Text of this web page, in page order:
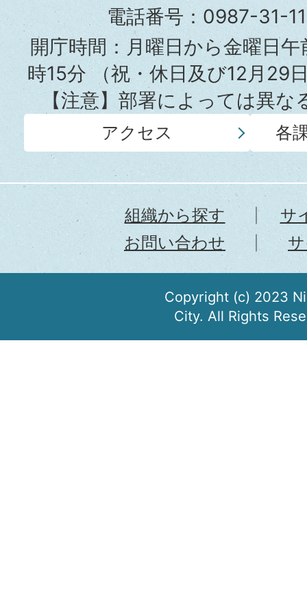
役
所
電話番号：0987-31-
開庁時間：月曜日から金曜日
時15分（祝・休日及び12月29
【注意】部署によっては異
アクセス 各
組織から探す
サ
お問い合わせ
Copyright (c) 2023
City. All Rights